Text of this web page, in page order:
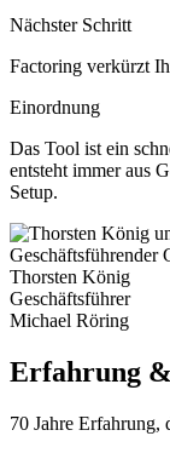
Nächster Schritt
Factoring verkürzt
Einordnung
Das Tool ist ein
entsteht immer aus
Setup.
Geschäftsführender
Thorsten König
Geschäftsführer
Michael Röring
Erfahrung
70 Jahre Erfahrung,